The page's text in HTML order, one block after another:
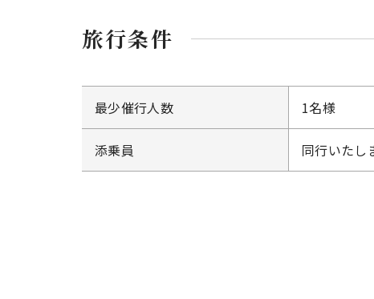
旅行条件
最少催行人数 1名様
添乗員 同行いたし